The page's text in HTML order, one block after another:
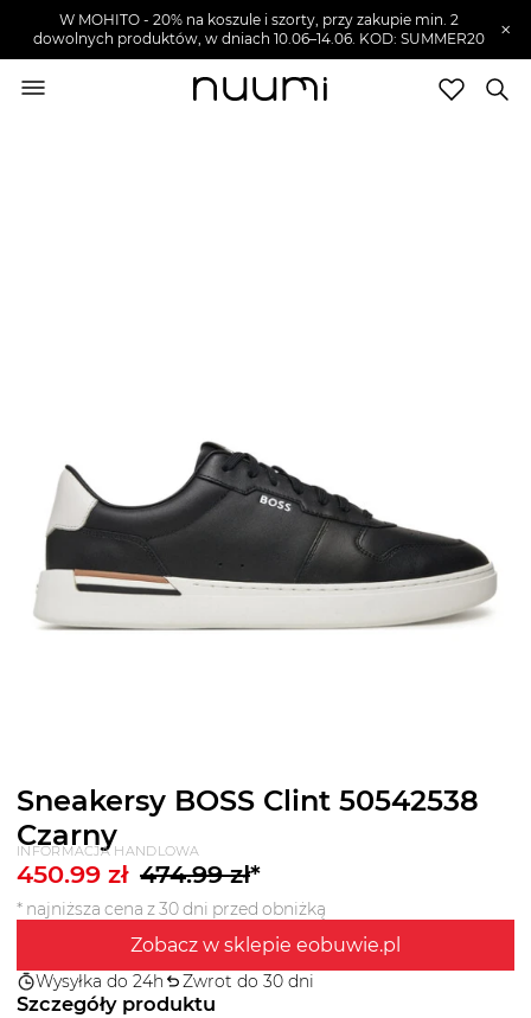
W MOHITO - 20% na koszule i szorty, przy zakupie min. 2
dowolnych produktów, w dniach 10.06–14.06. KOD: SUMMER20
×
Sneakersy BOSS Clint 50542538
Czarny
INFORMACJA HANDLOWA
450.99 zł 474.99zł*
* najniższa cena z 30 dni przed obniżką
Zobacz w sklepie eobuwie.pl
Wysyłka do 24h Zwrot do 30 dni
Szczegóły produktu